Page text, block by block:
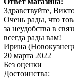
Ответ магазина:
Здравствуйте,
Очень рады, что
за неудобства в
всегда рады вам!
Ирина
20 марта 2022
Без оценки
Достоинства: